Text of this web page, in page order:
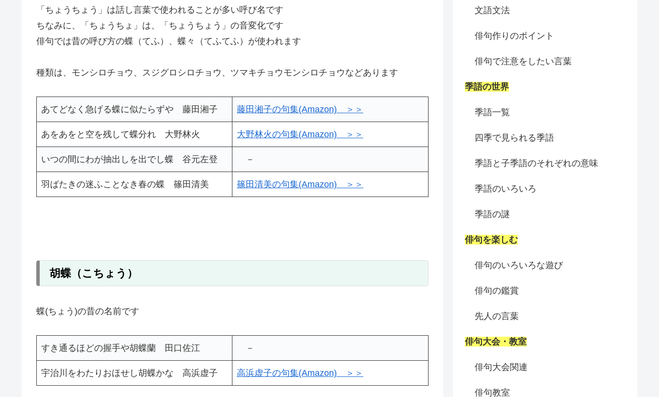
「ちょうちょう」は話し言葉で使われることが多い呼び名です
ちなみに、「ちょうちょ」は、「ちょうちょう」の音変化です
俳句では昔の呼び方の蝶（てふ）、蝶々（てふてふ）が使われます
種類は、モンシロチョウ、スジグロシロチョウ、ツマキチョウモンシロチョウなどあります
あてどなく急げる蝶に似たらずや 藤田湘子 藤田湘子の句集(Amazon) ＞＞
あをあをと空を残して蝶分れ 大野林火 大野林火の句集(Amazon) ＞＞
いつの間にわが抽出しを出でし蝶 谷元左登 －
羽ばたきの迷ふことなき春の蝶 篠田清美 篠田清美の句集(Amazon) ＞＞
胡蝶（こちょう）
蝶(ちょう)の昔の名前です
すき通るほどの握手や胡蝶蘭 田口佐江 －
宇治川をわたりおほせし胡蝶かな 高浜虚子 高浜虚子の句集(Amazon) ＞＞
文語文法
俳句作りのポイント
俳句で注意をしたい言葉
季語の世界
季語一覧
四季で見られる季語
季語と子季語のそれぞれの意味
季語のいろいろ
季語の謎
俳句を楽しむ
俳句のいろいろな遊び
俳句の鑑賞
先人の言葉
俳句大会・教室
俳句大会関連
俳句教室